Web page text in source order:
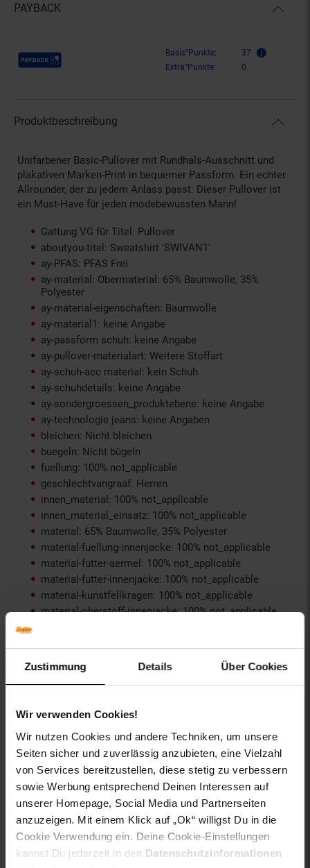
Zustimmung Details Über Cookies
Wir verwenden Cookies!
Wir nutzen Cookies und andere Techniken, um unsere
Seiten sicher und zuverlässig anzubieten, eine Vielzahl
von Services bereitzustellen, diese stetig zu verbessern
sowie Werbung entsprechend Deinen Interessen auf
unserer Homepage, Social Media und Partnerseiten
anzuzeigen. Mit einem Klick auf „Ok“ willigst Du in die
Cookie Verwendung ein. Deine Cookie-Einstellungen
kannst Du jederzeit in den Datenschutzinformationen
PAYBACK
Payback Punkte Basis°Punkte:
37
Extra°Punkte:
0
Produktbeschreibung
Unifarbener Basic-Pullover mit Rundhals-Ausschnitt und
plakativen Marken-Print in bequemer Passform. Ein echter
Allrounder, der zu jedem Anlass passt. Dieser Pullover ist
ein Must-Have für jeden modebewussten Mann!
Gattung VG für Titel: Pullover
aboutyou-titel: Sweatshirt 'SWIVAN1'
ay-PFAS: PFAS Frei
ay-material: Obermaterial: 65% Baumwolle, 35%
Polyester
ay-material-eigenschaften: Baumwolle
ay-material1: keine Angabe
ay-passform schuh: keine Angabe
ay-pullover-materialart: Weitere Stoffart
ay-schuh-acc material: kein Schuh
ay-schuhdetails: keine Angabe
ay-sondergroessen_produktebene: keine Angabe
ay-technologie jeans: keine Angaben
bleichen: Nicht bleichen
buegeln: Nicht bügeln
fuellung: 100% not_applicable
geschlechtvangraaf: Herren
innen_material: 100% not_applicable
innen_material_einsatz: 100% not_applicable
material: 65% Baumwolle, 35% Polyester
material-fuellung-innenjacke: 100% not_applicable
material-futter-aermel: 100% not_applicable
material-futter-innenjacke: 100% not_applicable
material-kunstfellkragen: 100% not_applicable
material-oberstoff-innenjacke: 100% not_applicable
material-oberstoff-mittlerer-teil: 100% not_applicable
material-oberstoff-oberer-teil: 100% not_applicable
material-verzierung: 100% not_applicable
material_futter: 100% not_applicable
oberstoff_unterer_teil: 100% not_applicable
otto-anlaesse: Basic, Homewear, Loungewear,
Streetwear, Casualmode, Sommermode,
Frühlingsmode
otto-applikationen: Brandlabel innen
otto-material: Baumwolle
otto-optik: unifarben, bedruckt
otto-taschen: Ohne Taschen